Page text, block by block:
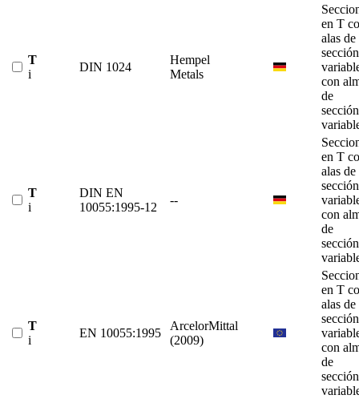
T
i
DIN 1024
Hempel
Metals
en T
alas de
sección
con
de
sección
T
i
DIN EN
10055:1995-12
--
en T
alas de
sección
con
de
sección
T
i
EN 10055:1995
ArcelorMittal
(2009)
en T
alas de
sección
con
de
sección